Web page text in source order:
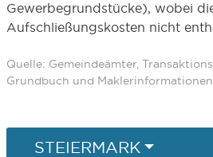
Gewerbegrundstücke), wobei
Aufschließungskosten nicht
Quelle: Gemeindeämter,
Grundbuch und Maklerinformationen
STEIERMARK